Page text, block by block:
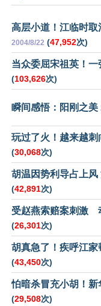
高层小道！江临时
2004/8/22 (47,952次)
当众委屈宋祖英！
(103,626次)
瞬间感悟：阳刚之美
玩过了火！越来越
(30,068次)
胡温因势利导占上
(42,891次)
受赵燕索赔案刺激
(26,301次)
胡真急了！疾呼江
(43,450次)
怕暗杀冒充小胡！
(29,508次)